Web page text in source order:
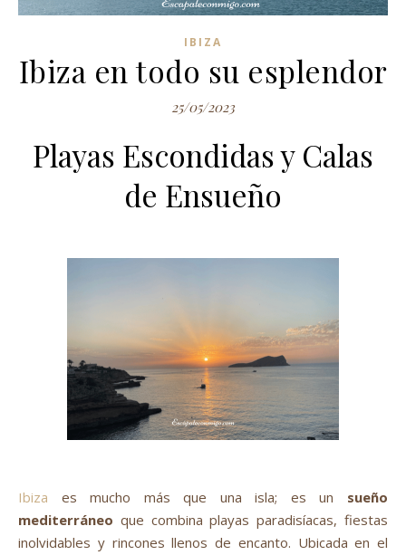
IBIZA
Ibiza en todo su esplendor
25/05/2023
Playas Escondidas y Calas
de Ensueño
Ibiza es mucho más que una isla; es un sueño
mediterráneo que combina playas paradisíacas, fiestas
inolvidables y rincones llenos de encanto. Ubicada en el